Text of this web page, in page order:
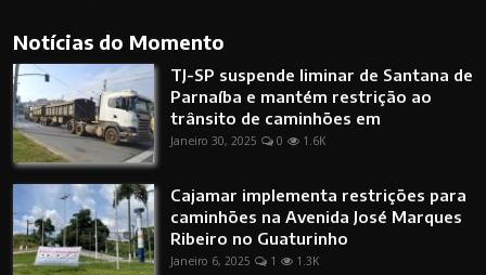
Notícias do Momento
TJ-SP suspende liminar de Santana de
Parnaíba e mantém restrição ao
trânsito de caminhões em
Janeiro 30, 2025
0 1.6K
Cajamar implementa restrições para
caminhões na Avenida José Marques
Ribeiro no Guaturinho
Janeiro 6, 2025
1 1.3K